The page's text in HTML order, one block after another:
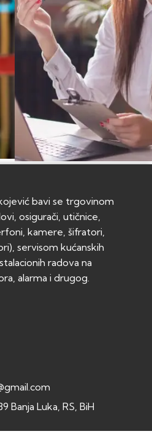
bavi se trgovinom
osigurači, utičnice,
kamere, šifratori,
servisom kućanskih
radova na
alarma i drugog.
Banja Luka, RS, BiH